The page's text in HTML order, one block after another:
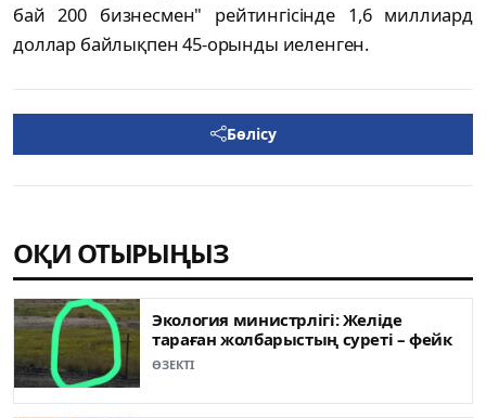
бай 200 бизнесмен" рейтингісінде 1,6 миллиард
доллар байлықпен 45-орынды иеленген.
Бөлісу
ОҚИ ОТЫРЫҢЫЗ
Экология министрлігі: Желіде
тараған жолбарыстың суреті – фейк
ӨЗЕКТІ